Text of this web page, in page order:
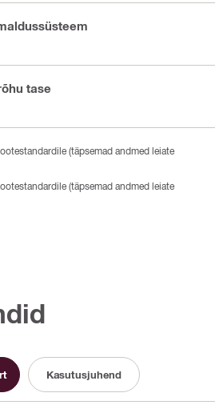
tase
(täpsemad andmed leiate
(täpsemad andmed leiate
Kasutusjuhend